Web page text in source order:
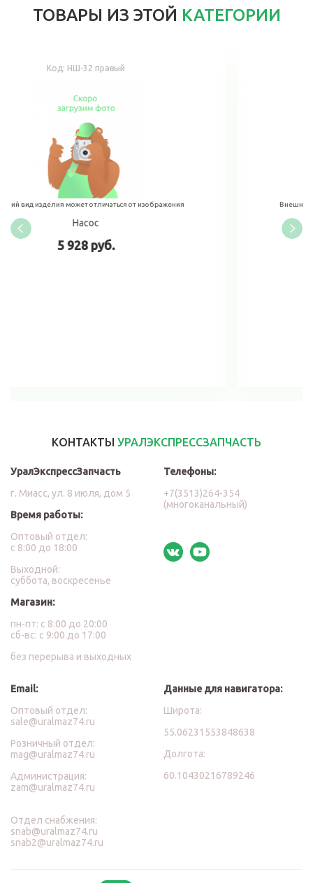
ТОВАРЫ ИЗ ЭТОЙ КАТЕГОРИИ
Внешний вид изделия может отличаться от
КОНТАКТЫ УРАЛЭКСПРЕССЗАПЧАСТЬ
УралЭкспрессЗапчасть
г. Миасс, ул. 8 июля, дом 5
Время работы:
Оптовый отдел:
с 8:00 до 18:00
Выходной:
суббота, воскресенье
Магазин:
пн-пт: с 8:00 до 20:00
сб-вс: с 9:00 до 17:00
без перерыва и выходных
Телефоны:
+7(3513)264-354
(многоканальный)
Email:
Оптовый отдел:
sale@uralmaz74.ru
Розничный отдел:
mag@uralmaz74.ru
Администрация:
zam@uralmaz74.ru
Отдел снабжения:
snab@uralmaz74.ru
snab2@uralmaz74.ru
Данные для навигатора:
Широта:
55.06231553848638
Долгота:
60.10430216789246